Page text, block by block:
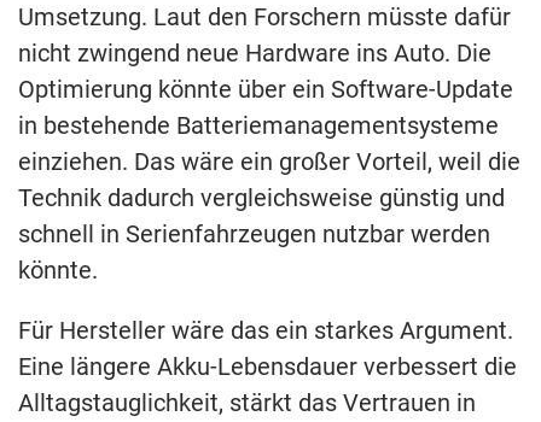
Umsetzung. Laut den Forschern müsste dafür
nicht zwingend neue Hardware ins Auto. Die
Optimierung könnte über ein Software-Update
in bestehende Batteriemanagementsysteme
einziehen. Das wäre ein großer Vorteil, weil die
Technik dadurch vergleichsweise günstig und
schnell in Serienfahrzeugen nutzbar werden
könnte.
Für Hersteller wäre das ein starkes Argument.
Eine längere Akku-Lebensdauer verbessert die
Alltagstauglichkeit, stärkt das Vertrauen in